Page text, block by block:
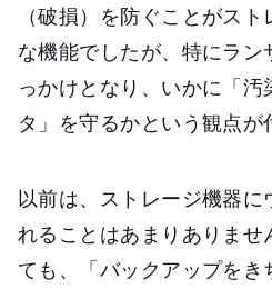
（破損）を防ぐことがス
な機能でしたが、特にラン
っかけとなり、いかに「
タ」を守るかという観点が
以前は、ストレージ機器に
れることはあまりありませ
ても、「バックアップを